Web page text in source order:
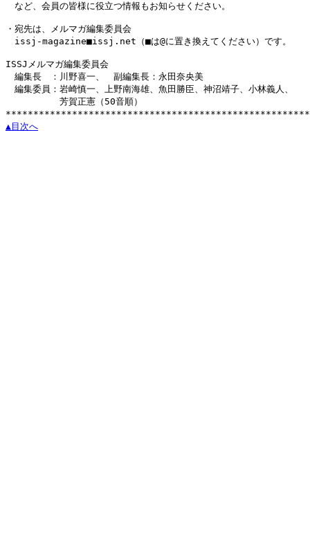
など、会員の皆様に役立つ情報もお知らせください。
・宛先は、メルマガ編集委員会
issj-magazine■issj.net（■は@に置き換えてください）です。
ISSJメルマガ編集委員会
編集長　：川野喜一、　副編集長：永田奈央美
編集委員：岩崎慎一、上野南海雄、魚田勝臣、神沼靖子、小林義人、
芳賀正憲（50音順）
▲目次へ